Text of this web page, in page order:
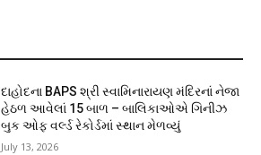
દાહોદના BAPS શ્રી સ્વામિનારાયણ મંદિરનાં નેજા
હેઠળ આવેલાં 15 બાળ – બાલિકાઓએ ગિનીઝ
બુક ઓફ વર્લ્ડ રેકોર્ડમાં સ્થાન મેળવ્યું
July 13, 2026